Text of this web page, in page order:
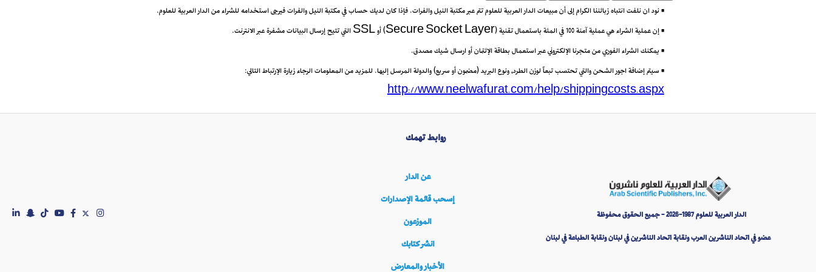
• نود ان نلفت انتباه زبائننا الكرام إلى أن مبيعات الدار العربية للعلوم تتم عبر مكتبة النيل والفرات. فإذا كان لديك حساب في مكتبة النيل والفرات فيرجى استخدامه للشراء من الدار العربية للعلوم.
• إن عملية الشراء هي عملية آمنة 100 في المئة باستعمال تقنية (Secure Socket Layer) أو SSL التي تتيح إرسال البيانات مشفرة عبر الانترنت.
• يمكنك الشراء الفوري من متجرنا الإلكتروني عبر استعمال بطاقة الإئتمان أو ارسال شيك مصدق.
• سيتم إضافة اجور الشحن والتي تحتسب تبعاً لوزن الطرد، ونوع البريد (مضمون أو سريع) والدولة المرسل إليها. للمزيد من المعلومات الرجاء زيارة الإرتباط التالي:
http://www.neelwafurat.com/help/shippingcosts.aspx
روابط تهمك
عن الدار
إسحب قائمة الإصدارات
الموزعون
انشر كتابك
الأخبار والمعارض
الدار العربية للعلوم 1987-2026 - جميع الحقوق محفوظة
عضو في اتحاد الناشرين العرب ونقابة اتحاد الناشرين في لبنان ونقابة الطباعة في لبنان